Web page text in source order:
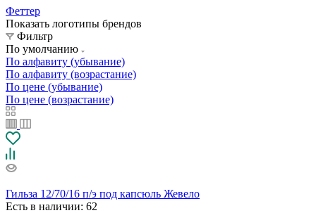
Феттер
Показать логотипы брендов
Фильтр
По умолчанию
По алфавиту (убывание)
По алфавиту (возрастание)
По цене (убывание)
По цене (возрастание)
Гильза 12/70/16 п/э под капсюль Жевело
Есть в наличии: 62